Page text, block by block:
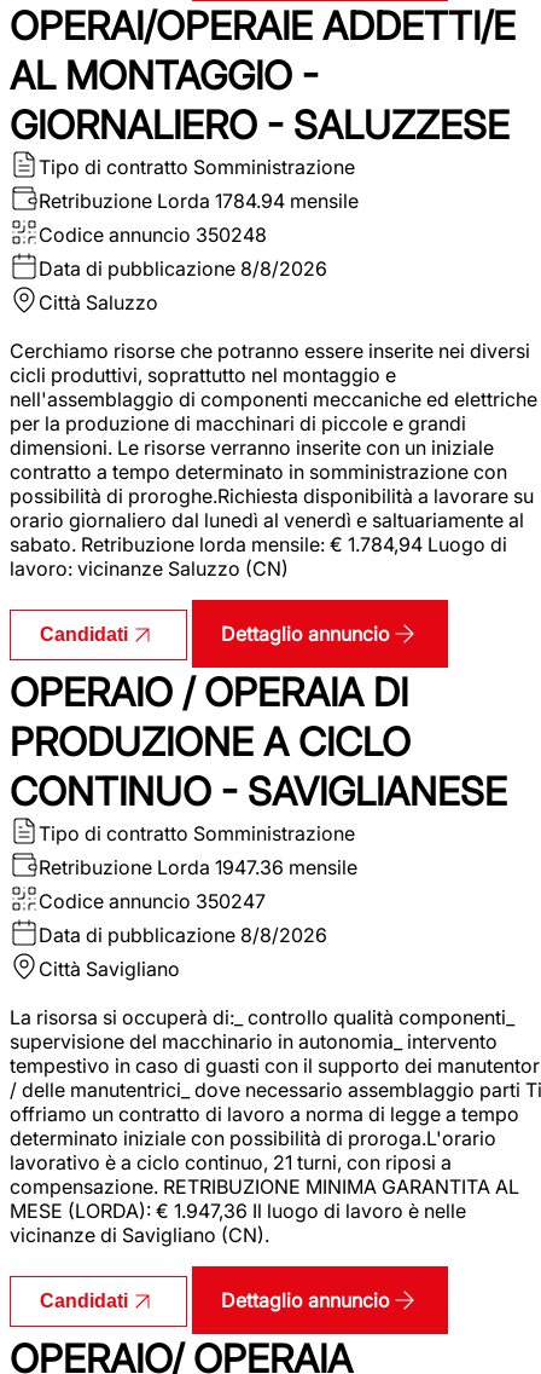
OPERAI/OPERAIE ADDETTI/E
AL MONTAGGIO -
GIORNALIERO - SALUZZESE
Tipo di contratto Somministrazione
Retribuzione Lorda 1784.94 mensile
Codice annuncio 350248
Data di pubblicazione 8/8/2026
Città Saluzzo
Cerchiamo risorse che potranno essere inserite nei diversi
cicli produttivi, soprattutto nel montaggio e
nell'assemblaggio di componenti meccaniche ed elettriche
per la produzione di macchinari di piccole e grandi
dimensioni. Le risorse verranno inserite con un iniziale
contratto a tempo determinato in somministrazione con
possibilità di proroghe.Richiesta disponibilità a lavorare su
orario giornaliero dal lunedì al venerdì e saltuariamente al
sabato. Retribuzione lorda mensile: € 1.784,94 Luogo di
lavoro: vicinanze Saluzzo (CN)
Candidati Dettaglio annuncio
OPERAIO / OPERAIA DI
PRODUZIONE A CICLO
CONTINUO - SAVIGLIANESE
Tipo di contratto Somministrazione
Retribuzione Lorda 1947.36 mensile
Codice annuncio 350247
Data di pubblicazione 8/8/2026
Città Savigliano
La risorsa si occuperà di:_ controllo qualità componenti_
supervisione del macchinario in autonomia_ intervento
tempestivo in caso di guasti con il supporto dei
/ delle manutentrici_ dove necessario assemblaggio parti Ti
offriamo un contratto di lavoro a norma di legge a tempo
determinato iniziale con possibilità di proroga.L'orario
lavorativo è a ciclo continuo, 21 turni, con riposi a
compensazione. RETRIBUZIONE MINIMA GARANTITA AL
MESE (LORDA): € 1.947,36 Il luogo di lavoro è nelle
vicinanze di Savigliano (CN).
Candidati Dettaglio annuncio
OPERAIO/ OPERAIA